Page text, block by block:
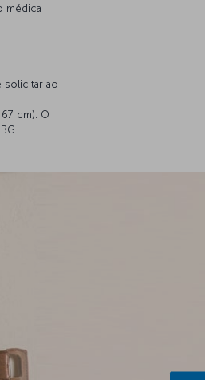
médica
solicitar ao
cm). O